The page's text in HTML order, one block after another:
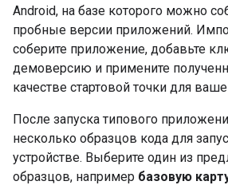
Android, на базе которого можно
пробные версии приложений.
соберите приложение, добавьте
демоверсию и примените
качестве стартовой точки для
После запуска типового
несколько образцов кода для
устройстве. Выберите один из
образцов, например базовую